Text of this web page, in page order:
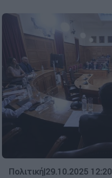
Πολιτική|29.10.2025 12:20